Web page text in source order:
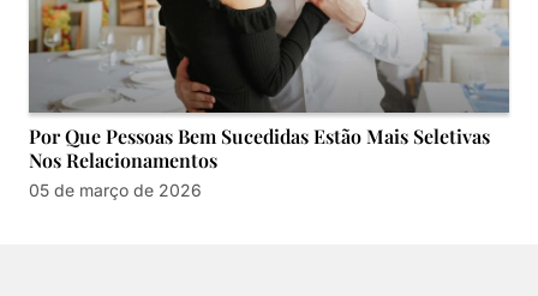
Por Que Pessoas Bem Sucedidas Estão Mais Seletivas
Nos Relacionamentos
05 de março de 2026